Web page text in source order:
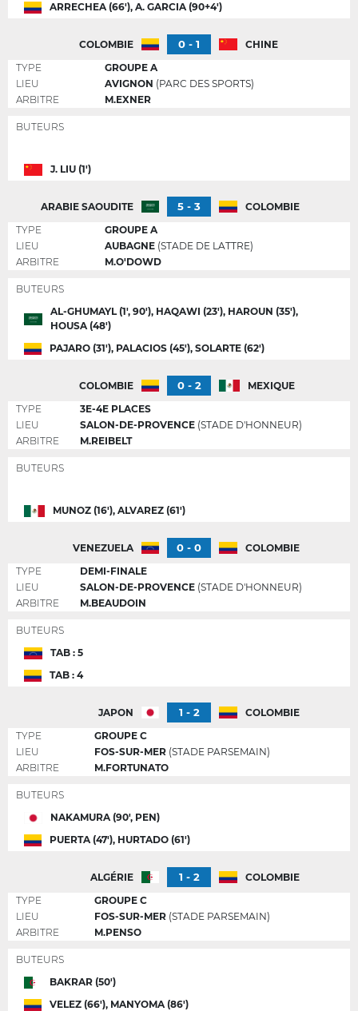
ARRECHEA (66'), A. GARCIA (90+4')
COLOMBIE 0 - 1
CHINE
TYPE
GROUPE A
LIEU
AVIGNON (PARC DES SPORTS)
ARBITRE
M.EXNER
BUTEURS
J. LIU (1')
ARABIE SAOUDITE 5 - 3
COLOMBIE
TYPE
GROUPE A
LIEU
AUBAGNE (STADE DE LATTRE)
ARBITRE
M.O'DOWD
BUTEURS
AL-GHUMAYL (1', 90'), HAQAWI (23'), HAROUN (35'),
HOUSA (48')
PAJARO (31'), PALACIOS (45'), SOLARTE (62')
COLOMBIE 0 - 2
MEXIQUE
TYPE
3E-4E PLACES
LIEU
SALON-DE-PROVENCE (STADE D'HONNEUR)
ARBITRE
M.REIBELT
BUTEURS
MUNOZ (16'), ALVAREZ (61')
VENEZUELA 0 - 0
COLOMBIE
TYPE
DEMI-FINALE
LIEU
SALON-DE-PROVENCE (STADE D'HONNEUR)
ARBITRE
M.BEAUDOIN
BUTEURS
TAB : 5
TAB : 4
JAPON 1 - 2
COLOMBIE
TYPE
GROUPE C
LIEU
FOS-SUR-MER (STADE PARSEMAIN)
ARBITRE
M.FORTUNATO
BUTEURS
NAKAMURA (90', PEN)
PUERTA (47'), HURTADO (61')
ALGÉRIE 1 - 2
COLOMBIE
TYPE
GROUPE C
LIEU
FOS-SUR-MER (STADE PARSEMAIN)
ARBITRE
M.PENSO
BUTEURS
BAKRAR (50')
VELEZ (66'), MANYOMA (86')